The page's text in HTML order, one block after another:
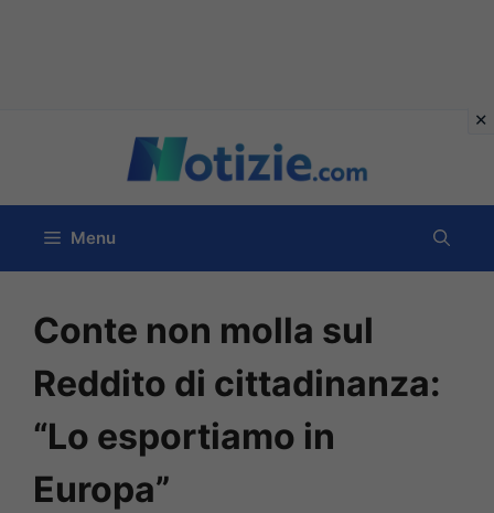
contenuto
Menu
Conte non molla sul
Reddito di cittadinanza:
“Lo esportiamo in
Europa”